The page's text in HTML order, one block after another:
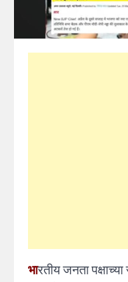
भारतीय जनता